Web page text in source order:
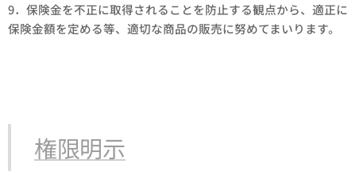
9．保険金を不正に取得されることを防止する観点から、適正に
保険金額を定める等、適切な商品の販売に努めてまいります。
権限明示